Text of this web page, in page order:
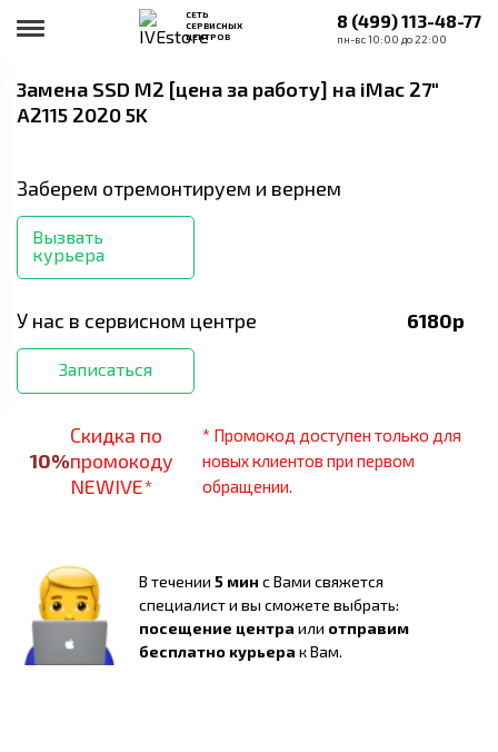
СЕТЬ
СЕРВИСНЫХ
ЦЕНТРОВ
8 (499) 113-48-77
пн-вс 10:00 до 22:00
Замена SSD M2 [цена за работу] на iMac 27"
A2115 2020 5K
Заберем отремонтируем и вернем
Вызвать
курьера
У нас в сервисном центре 6180р
Записаться
10%
Скидка по
промокоду
NEWIVE*
* Промокод доступен только для
новых клиентов при первом
обращении.
В течении 5 мин с Вами свяжется
специалист и вы сможете выбрать:
посещение центра или отправим
бесплатно курьера к Вам.